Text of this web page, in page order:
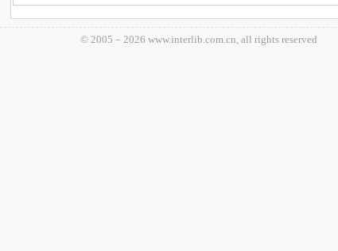
© 2005－ 2026 www.interlib.com.cn, all rights reserved